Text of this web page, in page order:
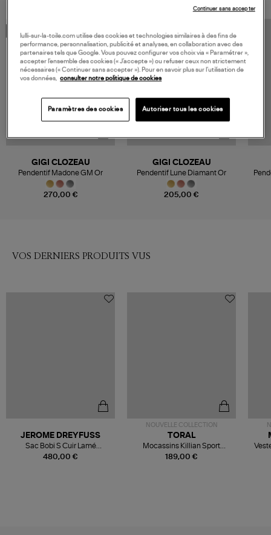
270,00 €
GIGI CLOZEAU
Pendentif Madone GM Or
205,00 €
GIGI CLOZEAU
Pendentif Lune Diamant Or
VOS DERNIERS PRODUITS VUS
480,00 €
JEROME DREYFUSS
Sac Bobi S Cuir Lamé
Champagne
NOUVELLE COLLECTION
189,00 €
TORAL
Mocassins Killian Sport
Mousse
lulli-sur-la-toile.com utilise des cookies et technologies similaires à des fins de
performance, personnalisation, publicité et analyses, en collaboration avec des
partenaires tels que Google. Vous pouvez configurer vos choix via « Paramétrer »,
accepter l’ensemble des cookies (« J’accepte ») ou refuser ceux non strictement
nécessaires (« Continuer sans accepter »). Pour en savoir plus sur l’utilisation de
vos données,
consulter notre politique de cookies
Paramètres des cookies Autoriser tous les cookies
Continuer sans accepter